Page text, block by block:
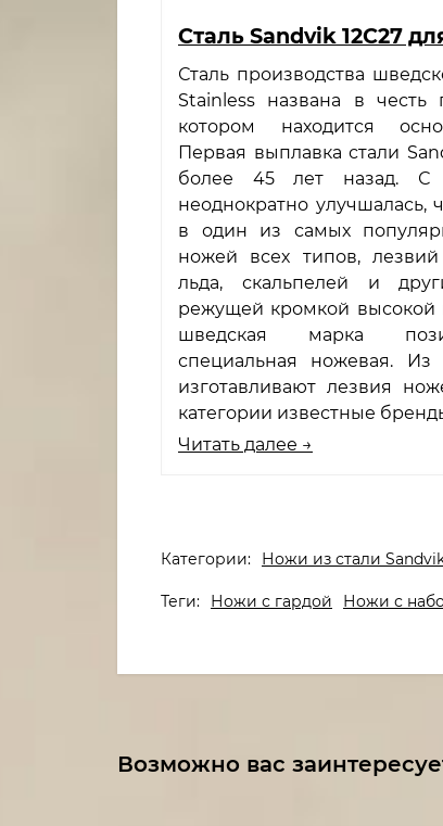
Сталь Sandvik 12C27
Сталь производства
Stainless названа в честь
котором находится
Первая выплавка стали
более 45 лет назад. С
неоднократно улучшалась,
в один из самых
ножей всех типов,
льда, скальпелей и
режущей кромкой высокой
шведская марка
специальная ножевая. Из
изготавливают лезвия
категории известные
Читать далее →
Категории: Ножи из стали Sandvik
Теги: Ножи с гардой Ножи с
Возможно вас